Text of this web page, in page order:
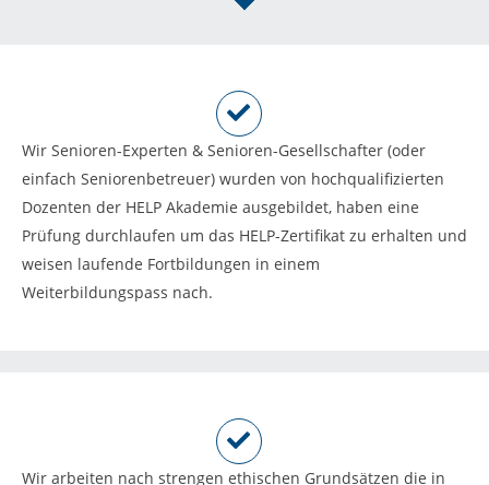
Wir Senioren-Experten & Senioren-Gesellschafter (oder
einfach Seniorenbetreuer) wurden von hochqualifizierten
Dozenten der HELP Akademie ausgebildet, haben eine
Prüfung durchlaufen um das HELP-Zertifikat zu erhalten und
weisen laufende Fortbildungen in einem
Weiterbildungspass nach.
Wir arbeiten nach strengen ethischen Grundsätzen die in